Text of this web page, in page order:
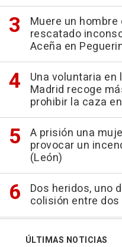
Muere un
rescatado
Aceña en
Una voluntaria
Madrid recoge
prohibir la caza
A prisión una
provocar un
(León)
Dos heridos, uno
colisión entre
ÚLTIMAS NOTICIAS